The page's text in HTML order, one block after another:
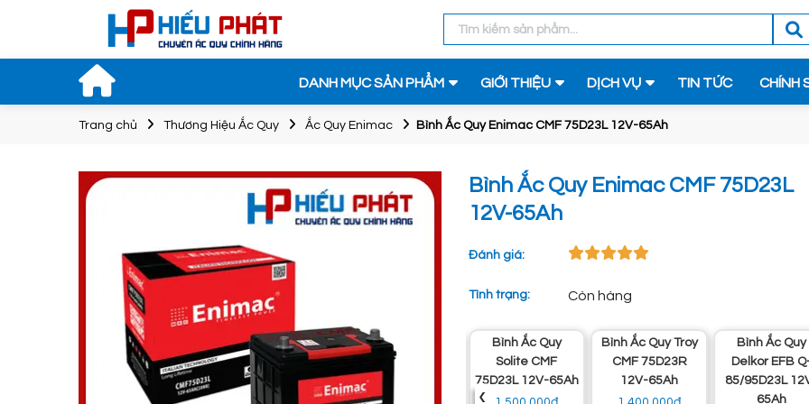
DANH MỤC SẢN PHẨM GIỚI THIỆU DỊCH VỤ TIN TỨC CHÍNH
Trang chủ Thương Hiệu Ắc Quy Ắc Quy Enimac Bình Ắc Quy Enimac CMF 75D23L 12V-65Ah
Bình Ắc Quy Enimac CMF 75D23L
12V-65Ah
Đánh giá:
Tình trạng: Còn hàng
Bình Ắc Quy
ROCKET SMF
75D23L 12V-65Ah
Bình Ắc Quy
Solite CMF
75D23L 12V-65Ah
Bình Ắc Quy Troy
CMF 75D23R
12V-65Ah
Bình Ắc Quy
Delkor EFB Q-
85/95D23L 12V-
‹